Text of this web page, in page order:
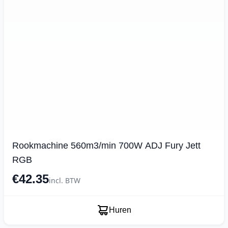
Rookmachine 560m3/min 700W ADJ Fury Jett
RGB
€42.35incl. BTW
Huren